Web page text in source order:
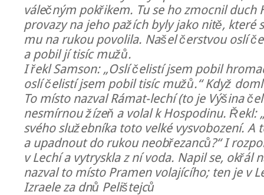
válečným pokřikem. Tu se ho zmocnil duch
provazy na jeho pažích byly jako nitě, které
mu na rukou povolila. Našel čerstvou oslí
a pobil jí tisíc mužů.
I řekl Samson: „Oslí čelistí jsem pobil
oslí čelistí jsem pobil tisíc mužů.“ Když
To místo nazval Rámat-lechí (to je Výšina
nesmírnou žízeň a volal k Hospodinu. Řekl:
svého služebníka toto velké vysvobození.
a upadnout do rukou neobřezanců?“ I
v Lechí a vytryskla z ní voda. Napil se, okřál
nazval to místo Pramen volajícího; ten je v
Izraele za dnů Pelištejců